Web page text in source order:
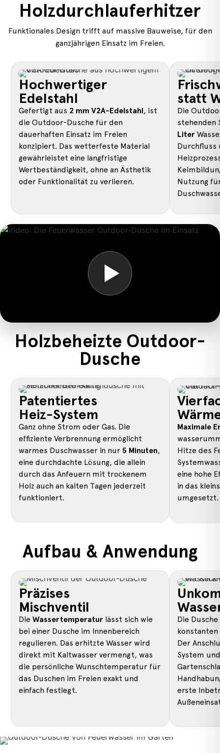
Holzdurchlauferhitzer
Funktionales Design trifft auf massive Bauweise, für den
ganzjährigen Einsatz im Freien.
Hochwertiger
Edelstahl
Gefertigt aus 2 mm V2A-Edelstahl, ist
die Outdoor-Dusche für den
dauerhaften Einsatz im Freien
konzipiert. Das wetterfeste Material
gewährleistet eine langfristige
Wertbeständigkeit, ohne an Ästhetik
oder Funktionalität zu verlieren.
statt
Die
stehenden
Liter
Durchfluss
Nutzung
Holzbeheizte Outdoor-
Dusche
Patentiertes
Heiz-System
Ganz ohne Strom oder Gas. Die
effiziente Verbrennung ermöglicht
warmes Duschwasser in nur5 Minuten,
eine durchdachte Lösung, die allein
durch das Anfeuern mit trockenem
Holz auch an kalten Tagen jederzeit
funktioniert.
Maximale
Hitze des
eine hohe
in das
umgesetzt.
Aufbau & Anwendung
Präzises
Mischventil
DieWassertemperatur lässt sich wie
bei einer Dusche im Innenbereich
regulieren. Das erhitzte Wasser wird
direkt mit Kaltwasser vermengt, was
die persönliche Wunschtemperatur für
das Duschen im Freien exakt und
einfach festlegt.
Die
Der
System
erste